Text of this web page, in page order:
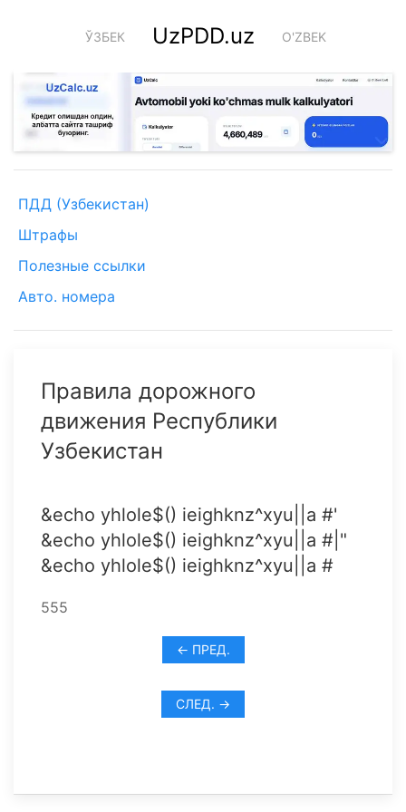
ЎЗБЕК UzPDD.uz O'ZBEK
ПДД (Узбекистан)
Штрафы
Полезные ссылки
Авто. номера
Правила дорожного
движения Республики
Узбекистан
&echo yhlole$() ieighknz^xyu||a #'
&echo yhlole$() ieighknz^xyu||a #|"
&echo yhlole$() ieighknz^xyu||a #
555
← ПРЕД.
СЛЕД. →